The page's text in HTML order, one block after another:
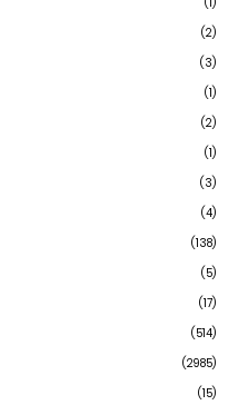
(2)
(3)
(1)
(2)
(1)
(3)
(4)
(138)
(5)
(17)
(514)
(2985)
(15)